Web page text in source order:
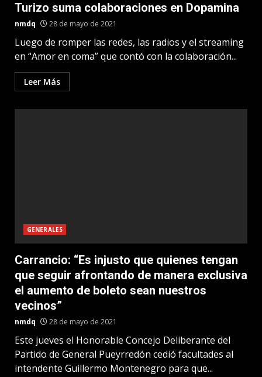
Turizo suma colaboraciones en Dopamina
nmdq 28 de mayo de 2021
Luego de romper las redes, las radios y el streaming
en “Amor en coma” que contó con la colaboración...
Leer Más
GENERALES
Carrancio: “Es injusto que quienes tengan
que seguir afrontando de manera exclusiva
el aumento de boleto sean nuestros
vecinos”
nmdq 28 de mayo de 2021
Este jueves el Honorable Concejo Deliberante del
Partido de General Pueyrredón cedió facultades al
intendente Guillermo Montenegro para que...